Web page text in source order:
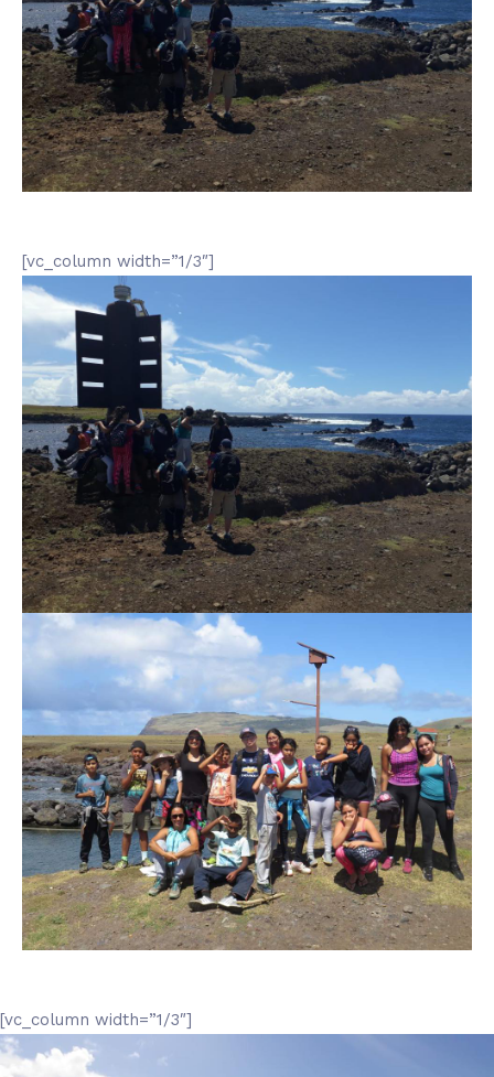
[vc_column width=”1/3″]
[vc_column width=”1/3″]